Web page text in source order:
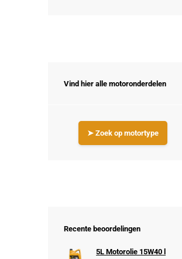
Vind hier alle motoronderdelen
➤ Zoek op motortype
Recente beoordelingen
5L Motorolie 15W40 l